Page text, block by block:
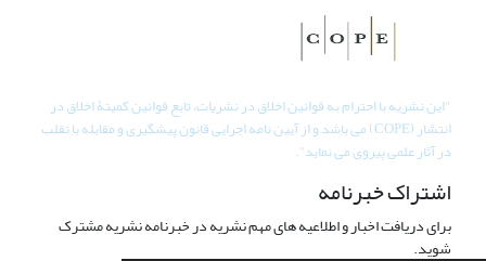
"این نشریه با احترام به قوانین اخلاق در نشریات، تابع قوانین کمیتۀ اخلاق در
انتشار (COPE) می باشد و از آیین نامه اجرایی قانون پیشگیری و مقابله با تقلب
در آثار علمی پیروی می نماید".
اشتراک خبرنامه
برای دریافت اخبار و اطلاعیه های مهم نشریه در خبرنامه نشریه مشترک
شوید.